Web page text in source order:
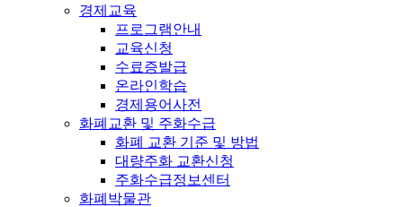
경제교육
프로그램안내
교육신청
수료증발급
온라인학습
경제용어사전
화폐교환 및 주화수급
화폐 교환 기준 및 방법
대량주화 교환신청
주화수급정보센터
화폐박물관